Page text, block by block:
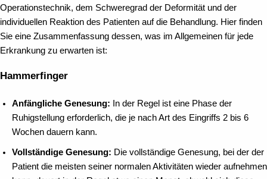
Operationstechnik, dem Schweregrad der Deformität und der
individuellen Reaktion des Patienten auf die Behandlung. Hier finden
Sie eine Zusammenfassung dessen, was im Allgemeinen für jede
Erkrankung zu erwarten ist:
Hammerfinger
Anfängliche Genesung: In der Regel ist eine Phase der
Ruhigstellung erforderlich, die je nach Art des Eingriffs 2 bis 6
Wochen dauern kann.
Vollständige Genesung: Die vollständige Genesung, bei der der
Patient die meisten seiner normalen Aktivitäten wieder aufnehmen